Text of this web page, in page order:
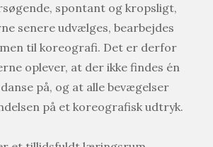
spontant og kropsligt,
senere udvælges, bearbejdes
til koreografi. Det er derfor
oplever, at der ikke findes én
på, og at alle bevægelser
på et koreografisk udtryk.